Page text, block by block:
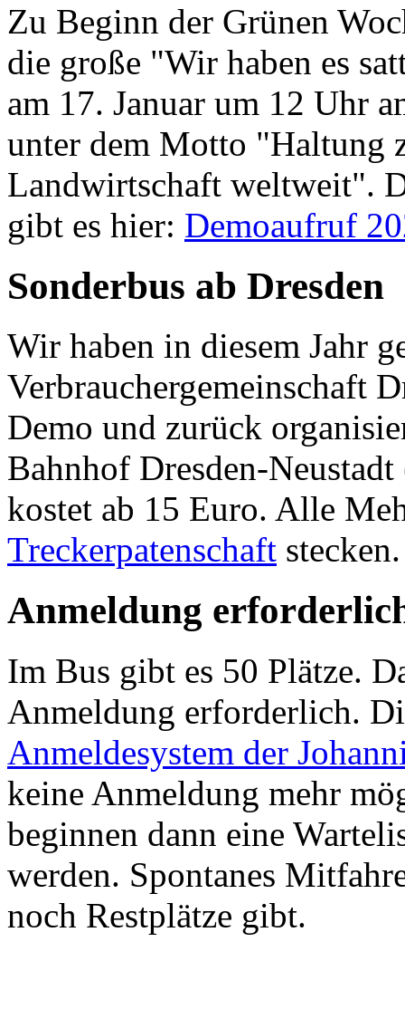
Zu Beginn der Grünen
die große "Wir haben es
am 17. Januar um 12 Uhr
unter dem Motto "Haltung
Landwirtschaft weltweit".
gibt es hier: Demoaufruf
Sonderbus ab Dresden
Wir haben in diesem Jahr
Verbrauchergemeinschaft
Demo und zurück
Bahnhof Dresden-
kostet ab 15 Euro. Alle
Treckerpatenschaft stecken.
Anmeldung
Im Bus gibt es 50 Plätze.
Anmeldung erforderlich.
Anmeldesystem der
keine Anmeldung mehr
beginnen dann eine
werden. Spontanes
noch Restplätze gibt.